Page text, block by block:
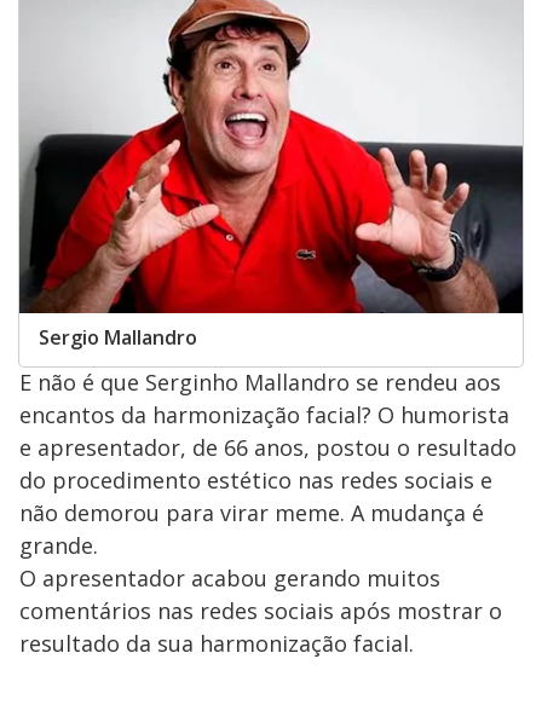
Sergio Mallandro
E não é que Serginho Mallandro se rendeu aos
encantos da harmonização facial? O humorista
e apresentador, de 66 anos, postou o resultado
do procedimento estético nas redes sociais e
não demorou para virar meme. A mudança é
grande.
O apresentador acabou gerando muitos
comentários nas redes sociais após mostrar o
resultado da sua harmonização facial.